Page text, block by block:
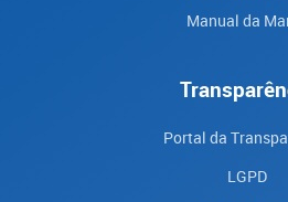
Manual da
Portal da
LGPD